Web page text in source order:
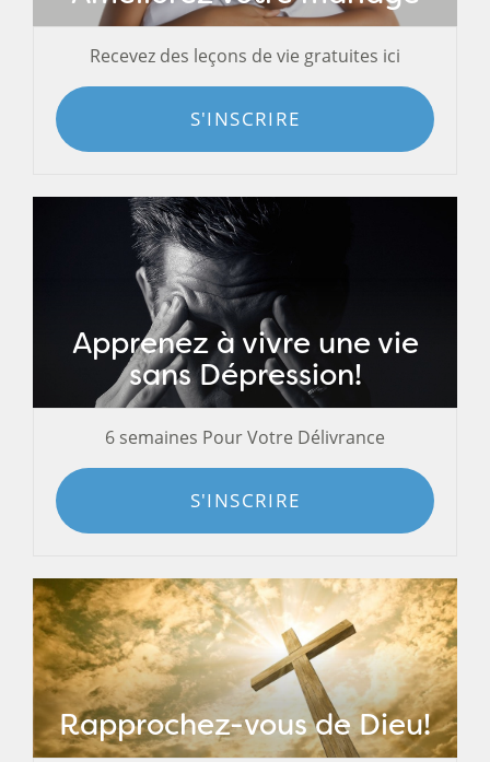
Recevez des leçons de vie gratuites ici
S'INSCRIRE
Apprenez à vivre une vie
sans Dépression!
6 semaines Pour Votre Délivrance
S'INSCRIRE
Rapprochez-vous de Dieu!